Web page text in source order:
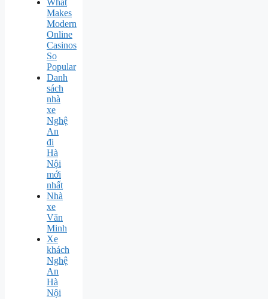
What
Makes
Modern
Online
Casinos
So
Popular
Danh
sách
nhà
xe
Nghệ
An
đi
Hà
Nội
mới
nhất
Nhà
xe
Văn
Minh
Xe
khách
Nghệ
An
Hà
Nội